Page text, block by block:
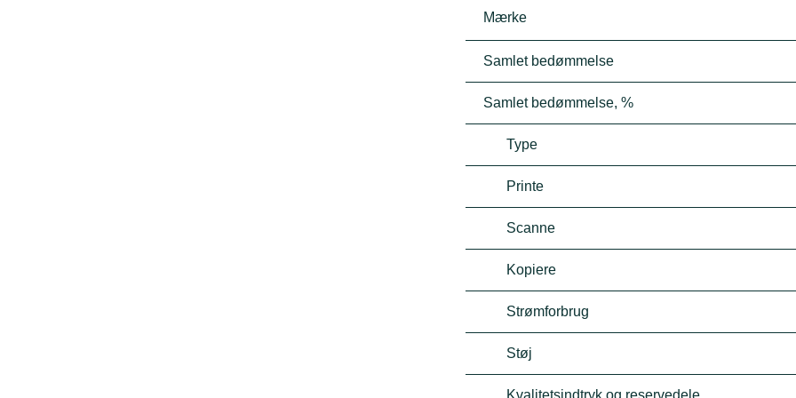
Mærke
Samlet bedømmelse
Samlet bedømmelse, %
Type
Printe
Scanne
Kopiere
Strømforbrug
Støj
Kvalitetsindtryk og reservedele